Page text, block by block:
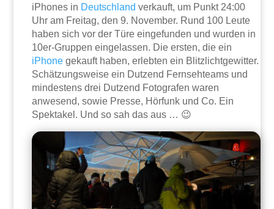
iPhones in Deutschland verkauft, um Punkt 24:00
Uhr am Freitag, den 9. November. Rund 100 Leute
haben sich vor der Türe eingefunden und wurden in
10er-Gruppen eingelassen. Die ersten, die ein
iPhone gekauft haben, erlebten ein Blitzlichtgewitter.
Schätzungsweise ein Dutzend Fernsehteams und
mindestens drei Dutzend Fotografen waren
anwesend, sowie Presse, Hörfunk und Co. Ein
Spektakel. Und so sah das aus … 😉